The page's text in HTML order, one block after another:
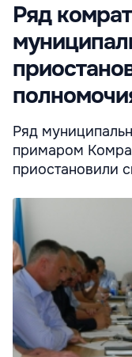
Ряд
Ряд
примаром
приостановили